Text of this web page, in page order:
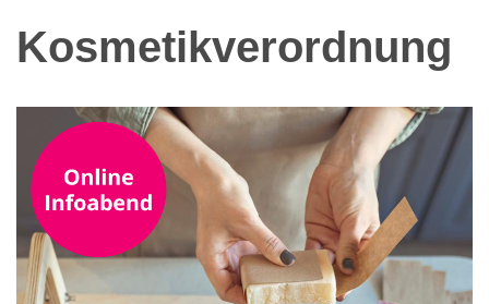
Kosmetikverordnung